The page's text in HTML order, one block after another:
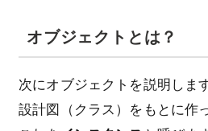
オブジェクトとは？
次にオブジェクトを説明しま
設計図（クラス）をもとに作